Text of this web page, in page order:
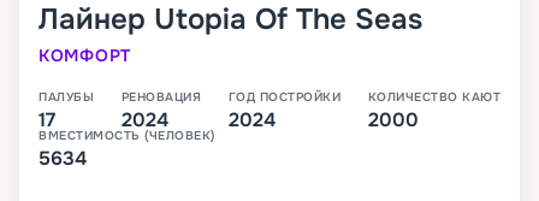
Лайнер Utopia Of The Seas
КОМФОРТ
ПАЛУБЫ
17
РЕНОВАЦИЯ
2024
ГОД ПОСТРОЙКИ
2024
КОЛИЧЕСТВО КАЮТ
2000
ВМЕСТИМОСТЬ (ЧЕЛОВЕК)
5634